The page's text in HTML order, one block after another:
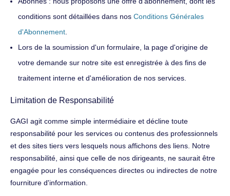
conditions sont détaillées dans nos Conditions Générales
d'Abonnement
Lors de la soumission d'un formulaire, la page d'origine de
votre demande sur notre site est enregistrée à des fins de
traitement interne et d'amélioration de nos services.
Limitation de Responsabilité
GAGI agit comme simple intermédiaire et décline toute
responsabilité pour les services ou contenus des professionnels
et des sites tiers vers lesquels nous affichons des liens. Notre
responsabilité, ainsi que celle de nos dirigeants, ne saurait être
engagée pour les conséquences directes ou indirectes de notre
fourniture d'information.